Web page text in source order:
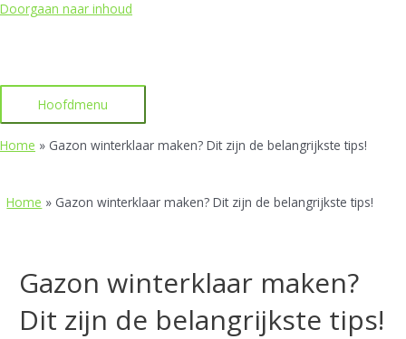
Doorgaan naar inhoud
Hoofdmenu
Home » Gazon winterklaar maken? Dit zijn de belangrijkste tips!
Home » Gazon winterklaar maken? Dit zijn de belangrijkste tips!
Gazon winterklaar maken?
Dit zijn de belangrijkste tips!